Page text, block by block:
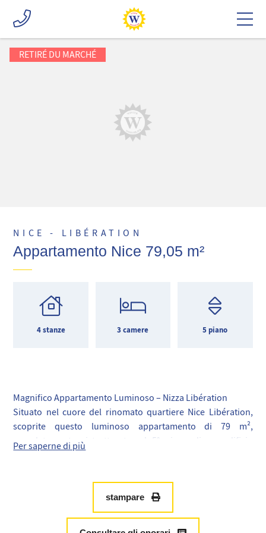
RETIRÉ DU MARCHÉ
NICE - LIBÉRATION
Appartamento Nice 79,05 m²
4 stanze 3 camere 5 piano
Magnifico Appartamento Luminoso – Nizza Libération
Situato nel cuore del rinomato quartiere Nice Libération,
scoprite questo luminoso appartamento di 79 m²,
completamente ristrutturato, al 5° piano di un edificio
moderno.
perfetta per godersi le giornate di sole.
Caratteristiche principali:
Superficie: 79 m² (legge Carrez)
Esposizione: Est/Ovest per una luminosità ottimale
Per saperne di più
stampare